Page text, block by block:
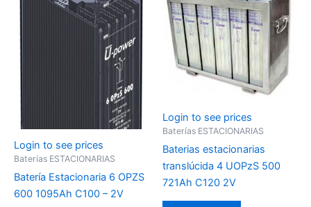
Login to see prices
Baterías ESTACIONARIAS
Batería Estacionaria 6 OPZS
600 1095Ah C100 – 2V
Login to see prices
Baterías ESTACIONARIAS
Baterias estacionarias
translúcida 4 UOPzS 500
721Ah C120 2V